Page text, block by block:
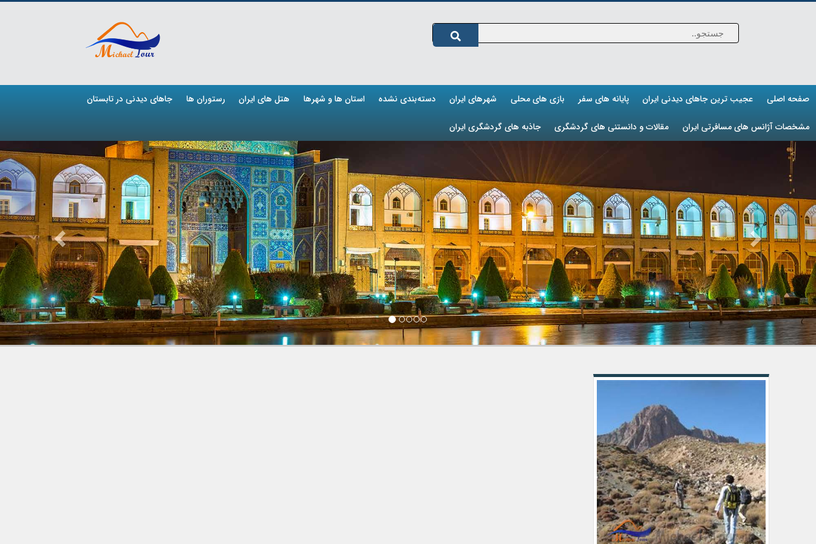
صفحه اصلی عجیب ترین جاهای دیدنی ایران پایانه های سفر بازی های محلی شهرهای ایران دسته‌بندی نشده استان ها و شهرها هتل های ایران رستوران ها جاهای دیدنی در تابستان
مشخصات آژانس های مسافرتی ایران مقالات و دانستنی های گردشگری جاذبه های گردشگری ایران